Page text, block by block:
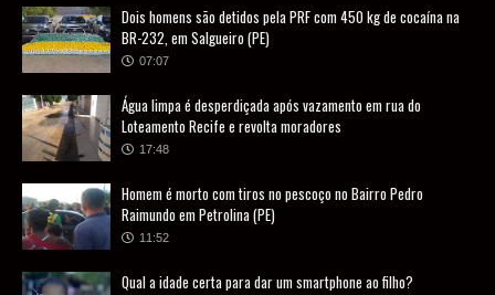
Dois homens são detidos pela PRF com 450 kg de cocaína na
BR-232, em Salgueiro (PE)
07:07
Água limpa é desperdiçada após vazamento em rua do
Loteamento Recife e revolta moradores
17:48
Homem é morto com tiros no pescoço no Bairro Pedro
Raimundo em Petrolina (PE)
11:52
Qual a idade certa para dar um smartphone ao filho?